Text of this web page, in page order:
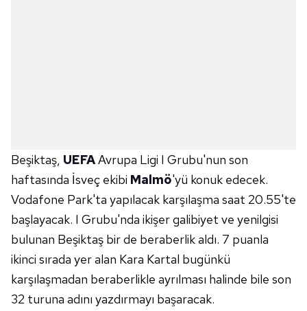
Beşiktaş, UEFAAvrupa Ligi I Grubu'nun son
haftasında İsveç ekibi Malmö'yü konuk edecek.
Vodafone Park'ta yapılacak karşılaşma saat 20.55'te
başlayacak. I Grubu'nda ikişer galibiyet ve yenilgisi
bulunan Beşiktaş bir de beraberlik aldı. 7 puanla
ikinci sırada yer alan Kara Kartal bugünkü
karşılaşmadan beraberlikle ayrılması halinde bile son
32 turuna adını yazdırmayı başaracak.